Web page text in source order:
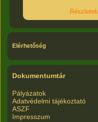
Részletek
Elérhetőség
Dokumentumtár
Pályázatok
Adatvédelmi tájékoztató
ASZF
Impresszum